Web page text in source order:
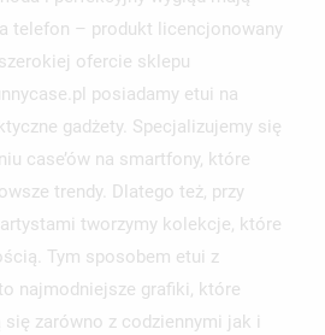
telefon – produkt licencjonowany
ofercie sklepu
posiadamy etui na
gadżety. Specjalizujemy się
case’ów na smartfony, które
trendy. Dlatego też, przy
tworzymy kolekcje, które
Tym sposobem etui z
najmodniejsze grafiki, które
zarówno z codziennymi jak i
UTWÓRZ LISTĘ ŻYCZEŃ
ANULUJ ZALOGUJ SIĘ